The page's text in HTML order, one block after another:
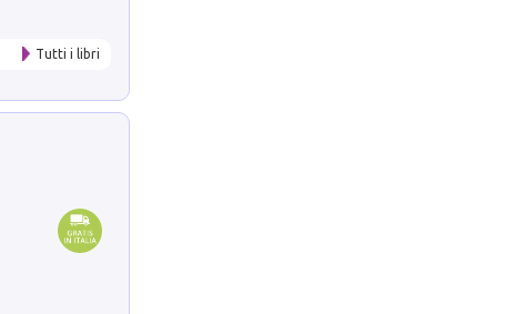
Tutti i libri